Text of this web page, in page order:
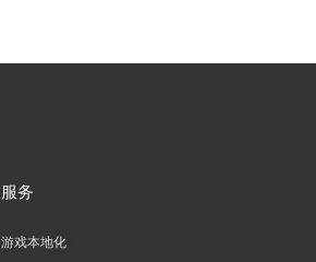
服务
游戏本地化